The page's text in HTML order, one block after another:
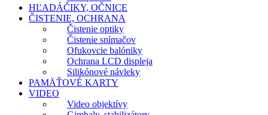
HĽADÁČIKY, OČNICE
ČISTENIE, OCHRANA
Čistenie optiky
Čistenie snímačov
Ofukovcie balóniky
Ochrana LCD displeja
Silikónové návleky
PAMÄŤOVÉ KARTY
VIDEO
Video objektívy